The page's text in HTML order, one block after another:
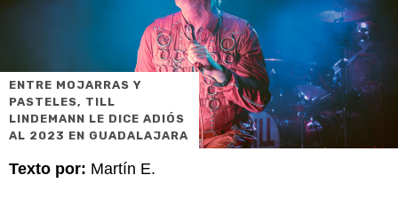
ENTRE MOJARRAS Y
PASTELES, TILL
LINDEMANN LE DICE ADIÓS
AL 2023 EN GUADALAJARA
Texto por: Martín E.